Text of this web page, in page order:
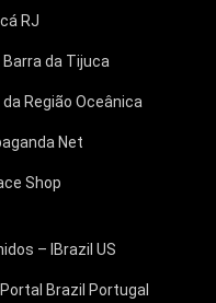
RJ
Barra da Tijuca
da Região Oceânica
Net
Shop
– IBrazil US
Brazil Portugal